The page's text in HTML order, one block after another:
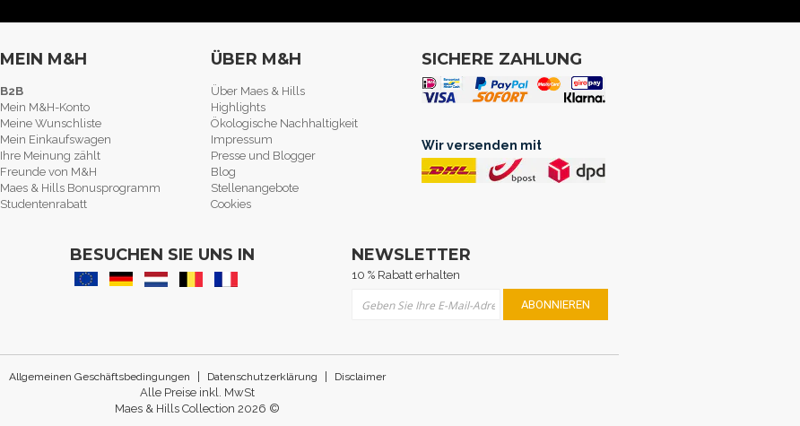
MEIN M&H
B2B
Mein M&H-Konto
Meine Wunschliste
Mein Einkaufswagen
Ihre Meinung zählt
Freunde von M&H
Maes & Hills Bonusprogramm
Studentenrabatt
ÜBER M&H
Über Maes & Hills
Highlights
Ökologische Nachhaltigkeit
Impressum
Presse und Blogger
Blog
Stellenangebote
Cookies
SICHERE ZAHLUNG
Wir versenden mit
BESUCHEN SIE UNS IN NEWSLETTER
10 % Rabatt erhalten
ABONNIEREN
Allgemeinen Geschäftsbedingungen Datenschutzerklärung Disclaimer
Alle Preise inkl. MwSt
Maes & Hills Collection 2026 ©